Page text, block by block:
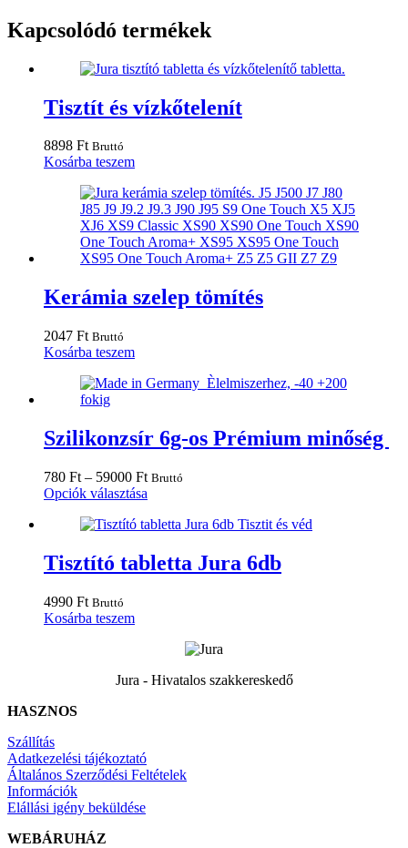
Kapcsolódó termékek
Tisztít és vízkőtelenít
8898 Ft Bruttó
Kosárba teszem
Kerámia szelep tömítés
2047 Ft Bruttó
Kosárba teszem
Szilikonzsír 6g-os Prémium minőség
780 Ft – 59000 FtÁrtartomány:
59000 Ft
Bruttó
Opciók választása
terméknek
variációja
van.
termékoldalon
választhatók
ki
Tisztító tabletta Jura 6db
4990 Ft Bruttó
Kosárba teszem
Jura - Hivatalos szakkereskedő
HASZNOS
Szállítás
Adatkezelési tájékoztató
Általános Szerződési Feltételek
Információk
Elállási igény beküldése
WEBÁRUHÁZ